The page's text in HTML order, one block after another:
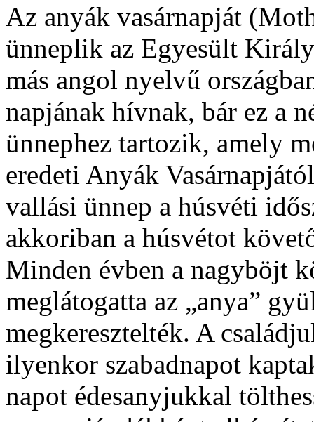
Az anyák vasárnapját
ünneplik az Egyesült
más angol nyelvű
napjának hívnak, bár ez a
ünnephez tartozik, amely
eredeti Anyák
vallási ünnep a húsvéti
akkoriban a húsvétot
Minden évben a nagyböjt
meglátogatta az „anya”
megkeresztelték. A
ilyenkor szabadnapot
napot édesanyjukkal